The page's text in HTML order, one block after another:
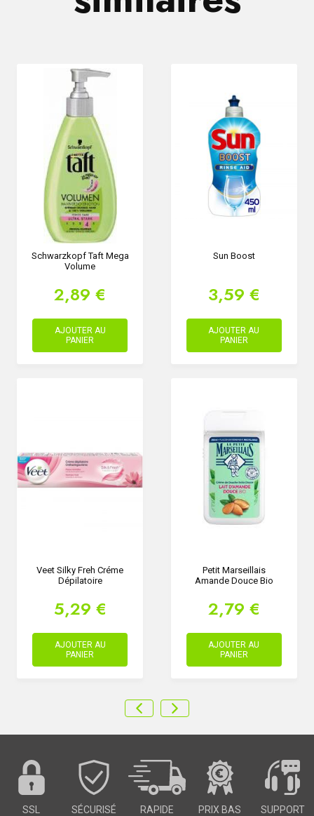
Schwarzkopf Taft Mega
Volume
2,89 €
AJOUTER AU
PANIER
Sun Boost
3,59 €
AJOUTER AU
PANIER
Veet Silky Freh Créme
Dépilatoire
5,29 €
AJOUTER AU
PANIER
Petit Marseillais
Amande Douce Bio
2,79 €
AJOUTER AU
PANIER
SSL SÉCURISÉ RAPIDE PRIX BAS SUPPORT